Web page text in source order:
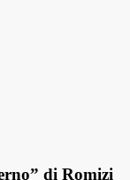
di Romizi